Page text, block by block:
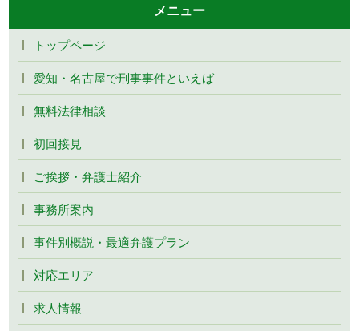
メニュー
トップページ
愛知・名古屋で刑事事件といえば
無料法律相談
初回接見
ご挨拶・弁護士紹介
事務所案内
事件別概説・最適弁護プラン
対応エリア
求人情報